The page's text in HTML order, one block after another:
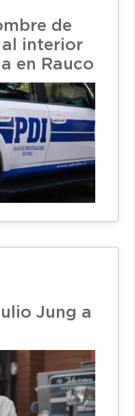
de
al interior
en Rauco
Jung a